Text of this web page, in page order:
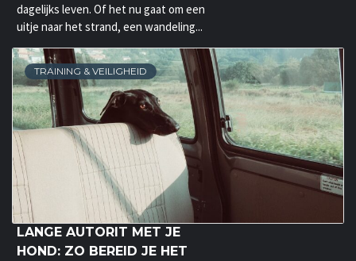
dagelijks leven. Of het nu gaat om een
uitje naar het strand, een wandeling...
TRAINING & VEILIGHEID
LANGE AUTORIT MET JE
HOND: ZO BEREID JE HET